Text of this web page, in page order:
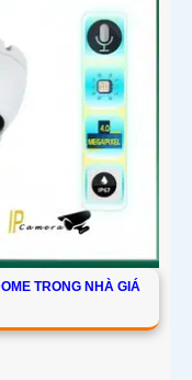
TRONG NHÀ GIÁ